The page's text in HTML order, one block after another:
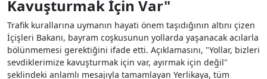
Kavuşturmak İçin Var"
Trafik kurallarına uymanın hayati önem taşıdığının altını çizen
İçişleri Bakanı, bayram coşkusunun yollarda yaşanacak acılarla
bölünmemesi gerektiğini ifade etti. Açıklamasını, "Yollar, bizleri
sevdiklerimize kavuşturmak için var, ayırmak için değil"
şeklindeki anlamlı mesajıyla tamamlayan Yerlikaya, tüm